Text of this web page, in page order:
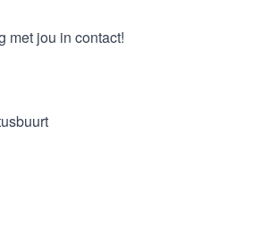
met jou in contact!